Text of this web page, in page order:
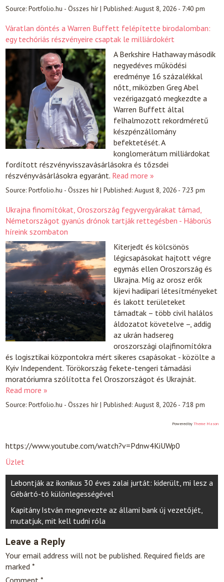
Source:Portfolio.hu - Összes hír|Published:August 8, 2026 - 7:40 pm
Váratlan döntés a Warren Buffett felépítette birodalomban:
egy techóriás részvényeire csaptak le milliárdokért
A Berkshire Hathaway második
negyedéves működési
eredménye 16 százalékkal
nőtt, miközben Greg Abel
vezérigazgató megkezdte a
Warren Buffett által
felhalmozott rekordméretű
készpénzállomány
befektetését. A
konglomerátum milliárdokat
fordított részvényvisszavásárlásokra és tőzsdei
részvényvásárlásokra egyaránt. Read more »
Source:Portfolio.hu - Összes hír|Published:August 8, 2026 - 7:23 pm
Ukrajna finomítókat, Oroszország fegyvergyárakat támad,
Németországot gyanús drónok tartják rettegésben - Háborús
híreink szombaton
Kiterjedt és kölcsönös
légicsapásokat hajtott végre
egymás ellen Oroszország és
Ukrajna. Míg az orosz erők
kijevi hadiipari létesítményeket
és lakott területeket
támadtak – több civil halálos
áldozatot követelve –, addig
az ukrán hadsereg
oroszországi olajfinomítókra
és logisztikai központokra mért sikeres csapásokat - közölte a
Kyiv Independent. Törökország fekete-tengeri támadási
moratóriumra szólította fel Oroszországot és Ukrajnát.
Read more »
Source:Portfolio.hu - Összes hír|Published:August 8, 2026 - 7:18 pm
Powered by Theme Mason
https://www.youtube.com/watch?v=Pdnw4KiUWp0
Üzlet
Post
navigation
Lebontják az ikonikus 30 éves zalai jurtát: kiderült, mi lesz a
Gébártó-tó különlegességével
Kapitány István megnevezte az állami bank új vezetőjét,
mutatjuk, mit kell tudni róla
Leave a Reply
Your email address will not be published. Required fields are
marked*